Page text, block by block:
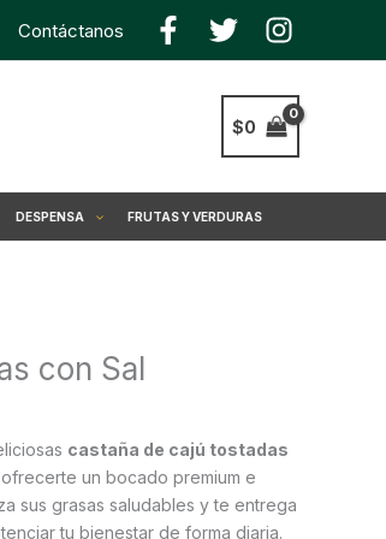
Contáctanos
$0
DESPENSA FRUTAS Y VERDURAS
con Sal
castaña de cajú tostadas
un bocado premium e
sus grasas saludables y te entrega
tu bienestar de forma diaria.